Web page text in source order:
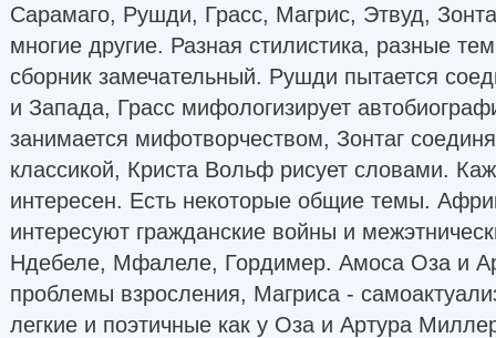
Сарамаго, Рушди, Грасс, Магрис, Этвуд,
многие другие. Разная стилистика, разные
сборник замечательный. Рушди пытается
и Запада, Грасс мифологизирует
занимается мифотворчеством, Зонтаг
классикой, Криста Вольф рисует словами.
интересен. Есть некоторые общие темы.
интересуют гражданские войны и
Ндебеле, Мфалеле, Гордимер. Амоса Оза и
проблемы взросления, Магриса -
легкие и поэтичные как у Оза и Артура